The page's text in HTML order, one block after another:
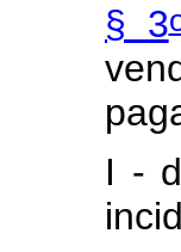
§ 3
I -